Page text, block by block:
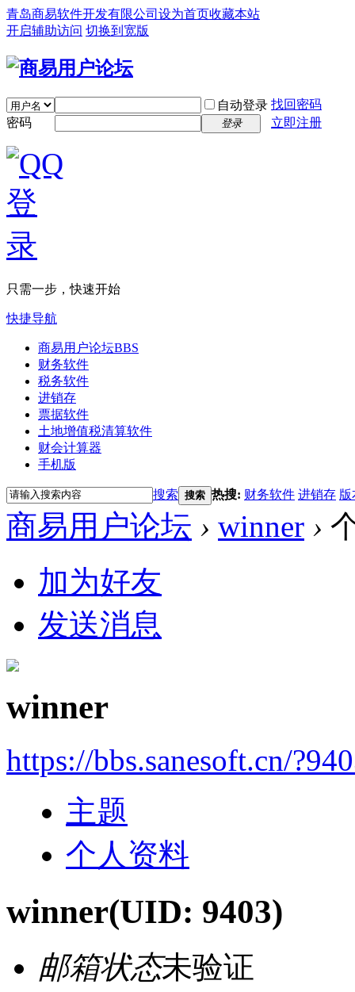
青岛商易软件开发有限公司 设为首页收藏本站
开启辅助访问 切换到宽版
自动登录 找回密码
密码
登录 立即注册
只需一步，快速开始
快捷导航
商易用户论坛BBS
财务软件
税务软件
进销存
票据软件
土地增值税清算软件
财会计算器
手机版
搜索 搜索 热搜: 财务软件 进销存 版
商易用户论坛 › winner ›
加为好友
发送消息
winner
https://bbs.sanesoft.cn/
主题
个人资料
winner(UID: 9403)
邮箱状态未验证